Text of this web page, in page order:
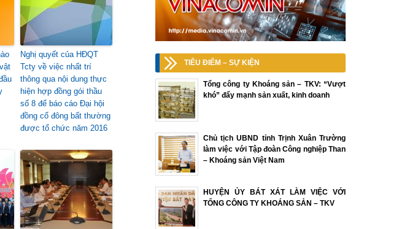
Nghị quyết của HĐQT
Tcty về việc nhất trí
thông qua nội dung thực
hiện hợp đồng gói thầu
số 8 để báo cáo Đại hội
đồng cổ đông bất thường
được tổ chức năm 2016
TIÊU ĐIỂM – SỰ KIỆN
Tổng công ty Khoáng sản – TKV: “Vượt
khó” đẩy mạnh sản xuất, kinh doanh
Chủ tịch UBND tỉnh Trịnh Xuân Trường
làm việc với Tập đoàn Công nghiệp Than
– Khoáng sản Việt Nam
HUYỆN ỦY BÁT XÁT LÀM VIỆC VỚI
TỔNG CÔNG TY KHOÁNG SẢN – TKV